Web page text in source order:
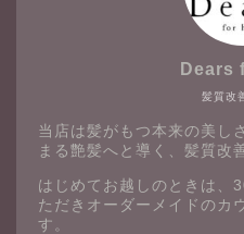
髪質改
Dears
当店は髪がもつ本来の美し
まる艶髪へと導く、髪質改
はじめてお越しのときは、
ただきオーダーメイドのカ
す。